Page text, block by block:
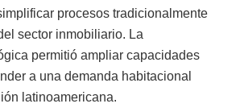
procesos tradicionalmente
sector inmobiliario. La
permitió ampliar capacidades
a una demanda habitacional
latinoamericana.